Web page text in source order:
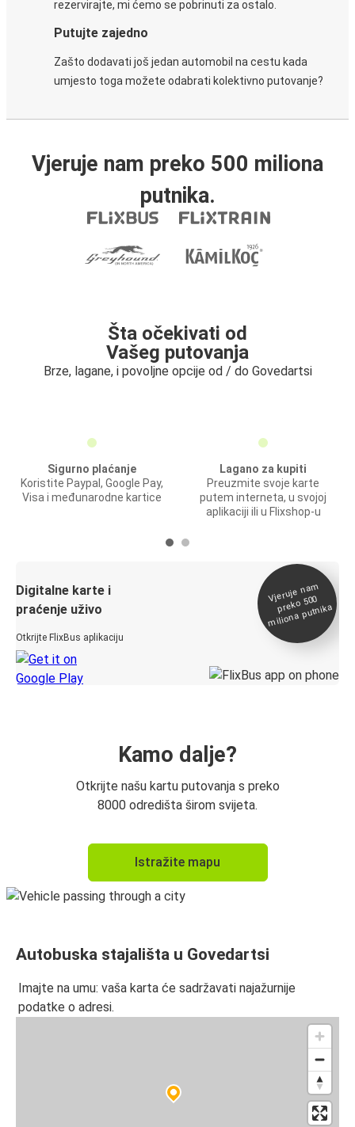
rezervirajte, mi ćemo se pobrinuti za ostalo.
Putujte zajedno
Zašto dodavati još jedan automobil na cestu kada
umjesto toga možete odabrati kolektivno putovanje?
Vjeruje nam preko 500 miliona
putnika.
Šta očekivati od
Vašeg putovanja
Brze, lagane, i povoljne opcije od / do Govedartsi
Sigurno plaćanje
Koristite Paypal, Google Pay,
Visa i međunarodne kartice
Lagano za kupiti
Preuzmite svoje karte
putem interneta, u svojoj
aplikaciji ili u Flixshop-u
Digitalne karte i
praćenje uživo
Otkrijte FlixBus aplikaciju
Vjeruje na
m
preko 500
miliona putnika
Kamo dalje?
Otkrijte našu kartu putovanja s preko
8000 odredišta širom svijeta.
Istražite mapu
Autobuska stajališta u Govedartsi
Imajte na umu: vaša karta će sadržavati najažurnije
podatke o adresi.